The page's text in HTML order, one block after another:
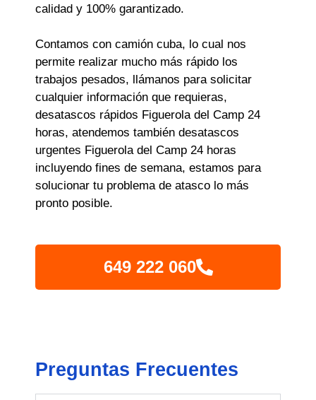
calidad y 100% garantizado.
Contamos con camión cuba, lo cual nos
permite realizar mucho más rápido los
trabajos pesados, llámanos para solicitar
cualquier información que requieras,
desatascos rápidos Figuerola del Camp 24
horas, atendemos también desatascos
urgentes Figuerola del Camp 24 horas
incluyendo fines de semana, estamos para
solucionar tu problema de atasco lo más
pronto posible.
649 222 060
Preguntas Frecuentes